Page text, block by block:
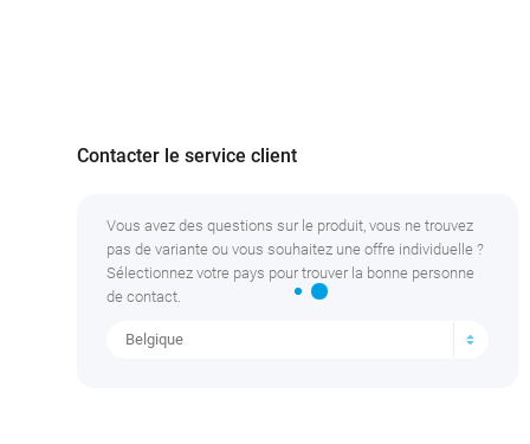
Contacter le service client
Vous avez des questions sur le produit, vous ne trouvez
pas de variante ou vous souhaitez une offre individuelle ?
Sélectionnez votre pays pour trouver la bonne personne
de contact.
Belgique